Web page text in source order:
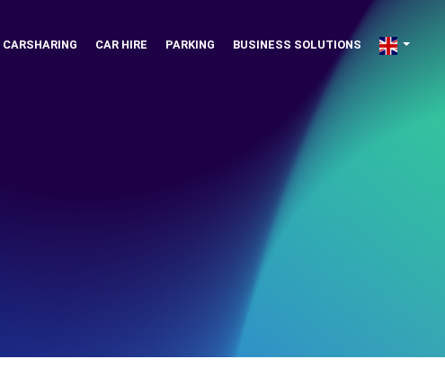
CARSHARING CAR HIRE PARKING BUSINESS SOLUTIONS